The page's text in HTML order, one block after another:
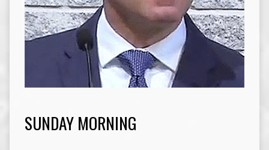
SUNDAY MORNING